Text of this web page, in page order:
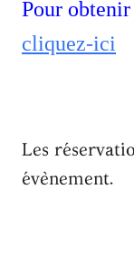
Pour
cliquez-ici
Les
évènement.